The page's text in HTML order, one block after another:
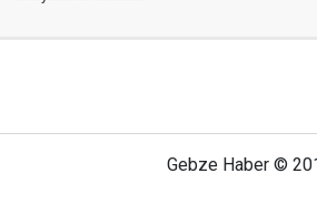
Gebze Haber ©